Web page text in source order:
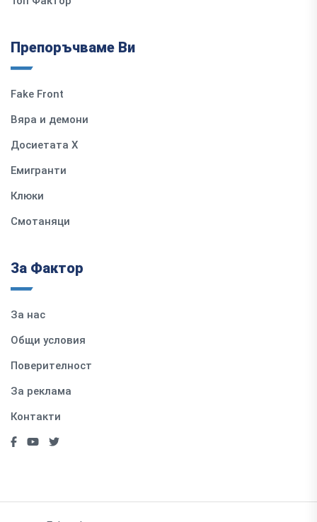
Препоръчваме Ви
Fake Front
Вяра и демони
Досиетата Х
Емигранти
Клюки
Смотаняци
За Фактор
За нас
Общи условия
Поверителност
За реклама
Контакти